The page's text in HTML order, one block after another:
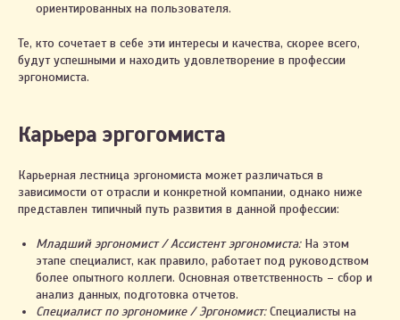
ориентированных на пользователя.
Те, кто сочетает в себе эти интересы и качества, скорее всего,
будут успешными и находить удовлетворение в профессии
эргономиста.
Карьера эргогомиста
Карьерная лестница эргономиста может различаться в
зависимости от отрасли и конкретной компании, однако ниже
представлен типичный путь развития в данной профессии:
Младший эргономист / Ассистент эргономиста:На этом
этапе специалист, как правило, работает под руководством
более опытного коллеги. Основная ответственность – сбор и
анализ данных, подготовка отчетов.
Специалист по эргономике / Эргономист:Специалисты на